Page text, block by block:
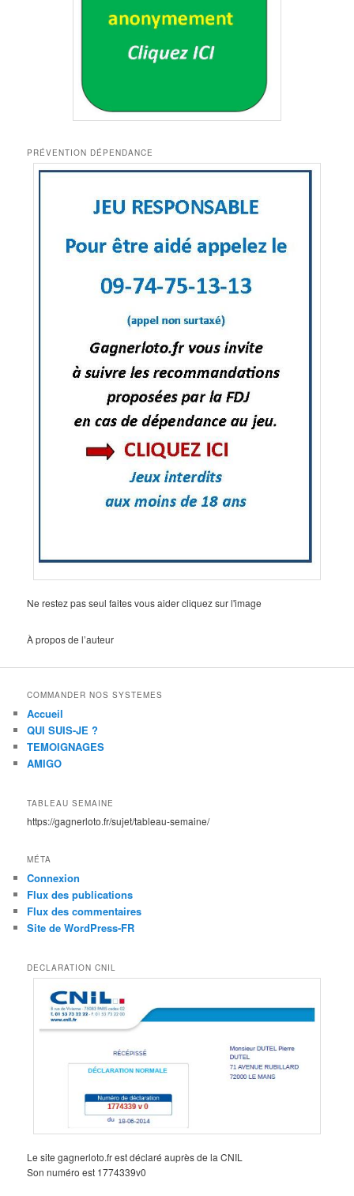
PRÉVENTION DÉPENDANCE
Ne restez pas seul faites vous aider cliquez sur l'image
À propos de l’auteur
COMMANDER NOS SYSTEMES
Accueil
QUI SUIS-JE ?
TEMOIGNAGES
AMIGO
TABLEAU SEMAINE
https://gagnerloto.fr/sujet/tableau-semaine/
MÉTA
Connexion
Flux des publications
Flux des commentaires
Site de WordPress-FR
DECLARATION CNIL
Le site gagnerloto.fr est déclaré auprès de la CNIL
Son numéro est 1774339v0